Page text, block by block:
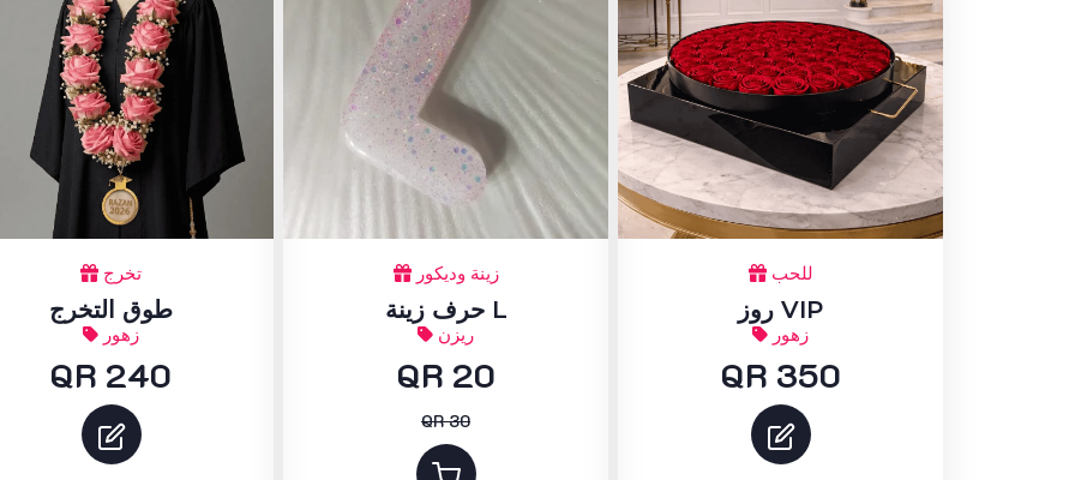
تخرج
طوق التخرج
زهور
QR 240
زينة وديكور
حرف زينة L
ريزن
QR 20
QR 30
للحب
روز VIP
زهور
QR 350